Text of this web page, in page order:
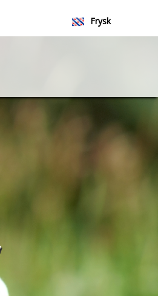
Frysk